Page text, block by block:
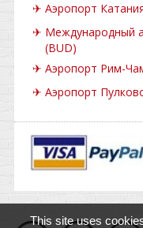
✈ Аэропорт
✈ Международный
(BUD)
✈ Аэропорт Рим-
✈ Аэропорт
This site uses